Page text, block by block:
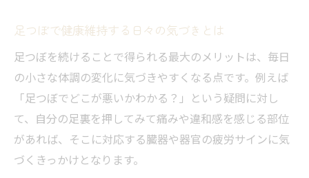
足つぼで健康維持する日々の気づきとは
足つぼを続けることで得られる最大のメリットは、毎日
の小さな体調の変化に気づきやすくなる点です。例えば
「足つぼでどこが悪いかわかる？」という疑問に対し
て、自分の足裏を押してみて痛みや違和感を感じる部位
があれば、そこに対応する臓器や器官の疲労サインに気
づくきっかけとなります。